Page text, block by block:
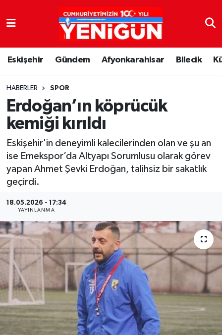
Eskişehir Gündem Afyonkarahisar Bilecik
HABERLER SPOR
Erdoğan’ın köprücük
kemiği kırıldı
Eskişehir'in deneyimli kalecilerinden olan ve şu an
ise Emekspor’da Altyapı Sorumlusu olarak görev
yapan Ahmet Şevki Erdoğan, talihsiz bir sakatlık
geçirdi.
18.05.2026 - 17:34
YAYINLANMA
Nöbetçi Eczaneler
Hava Durumu
Trafik Durumu
Süper Lig Puan Durumu ve Fikstür
Tüm Manşetler
Son Dakika Haberleri